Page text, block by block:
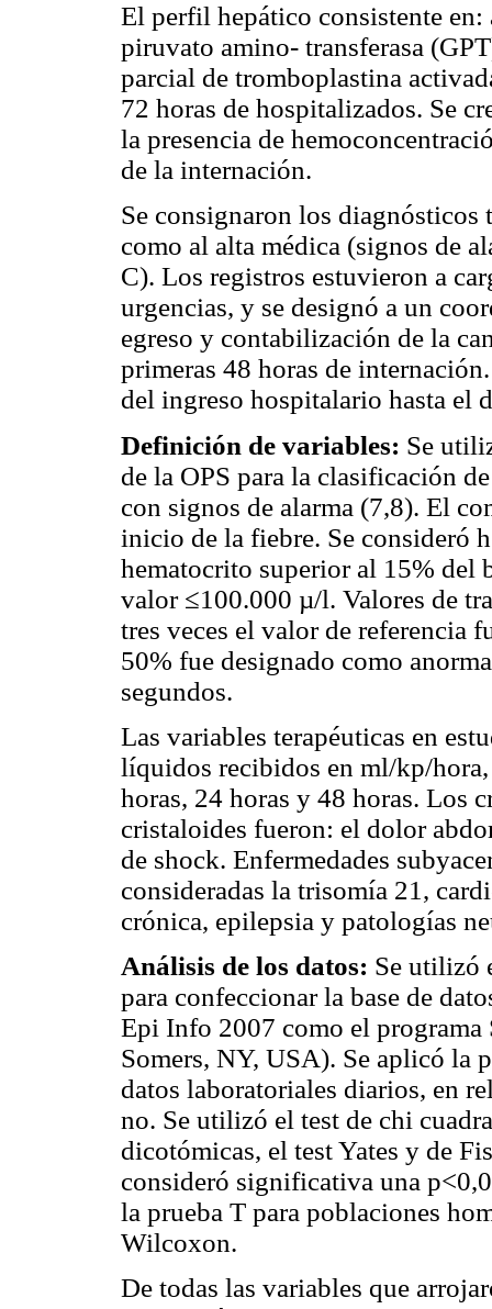
El perfil hepático consistente en:
piruvato amino- transferasa
parcial de tromboplastina
72 horas de hospitalizados. Se
la presencia de
de la internación.
Se consignaron los
como al alta médica (signos de
C). Los registros estuvieron a
urgencias, y se designó a un
egreso y contabilización de la
primeras 48 horas de
del ingreso hospitalario hasta el
Definición de variables: Se
de la OPS para la clasificación
con signos de alarma (7,8). El
inicio de la fiebre. Se consideró
hematocrito superior al 15% del
valor ≤100.000 µ/l. Valores de
tres veces el valor de referencia
50% fue designado como
segundos.
Las variables terapéuticas en
líquidos recibidos en ml/kp/
horas, 24 horas y 48 horas. Los
cristaloides fueron: el dolor
de shock. Enfermedades
consideradas la trisomía 21,
crónica, epilepsia y patologías
Análisis de los datos: Se utilizó
para confeccionar la base de
Epi Info 2007 como el
Somers, NY, USA). Se aplicó la
datos laboratoriales diarios, en
no. Se utilizó el test de chi
dicotómicas, el test Yates y de
consideró significativa una
la prueba T para poblaciones
Wilcoxon.
De todas las variables que